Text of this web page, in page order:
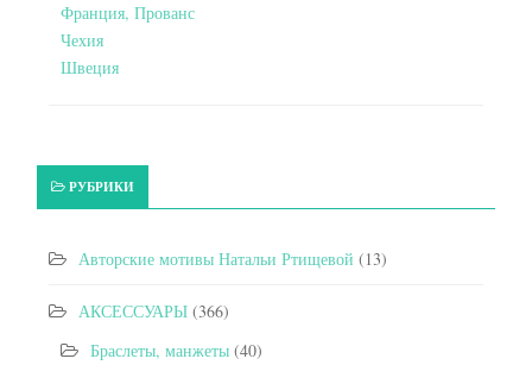
Франция, Прованс
Чехия
Швеция
РУБРИКИ
Авторские мотивы Натальи Ртищевой (13)
АКСЕССУАРЫ (366)
Браслеты, манжеты (40)